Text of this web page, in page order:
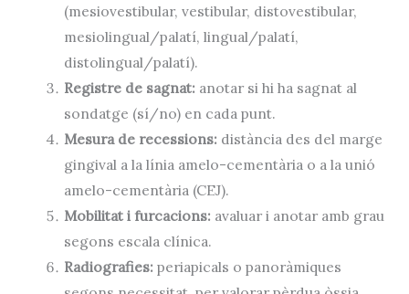
(mesiovestibular, vestibular, distovestibular,
mesiolingual/palatí, lingual/palatí,
distolingual/palatí).
Registre de sagnat: anotar si hi ha sagnat al
sondatge (sí/no) en cada punt.
Mesura de recessions: distància des del marge
gingival a la línia amelo-cementària o a la unió
amelo-cementària (CEJ).
Mobilitat i furcacions: avaluar i anotar amb grau
segons escala clínica.
Radiografies: periapicals o panoràmiques